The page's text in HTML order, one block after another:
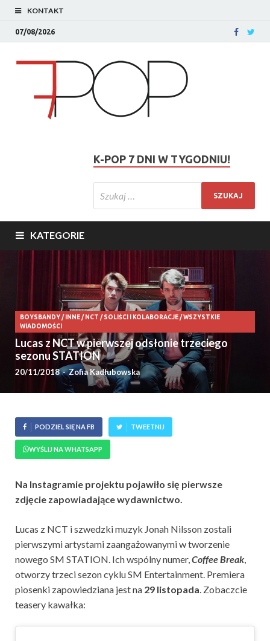
KONTAKT
07/08/2026
K-POP 7 DNI W TYGODNIU!
KATEGORIE
BOYSBANDY/ INNE/ NCT /SOLIŚCI I KOLABORACJE/WSZYSTKIE
WIADOMOŚCI
Lucas z NCT w pierwszej odsłonie trzeciego
sezonu STATION
20/11/2018-Zofia Kadłubowska
PODZIEL SIĘ NA FB TWEETNIJ
WYŚLIJ NA WHATSAPP
Na Instagramie projektu pojawiło się pierwsze
zdjęcie zapowiadające wydawnictwo.
Lucas z NCT i szwedzki muzyk Jonah Nilsson zostali
pierwszymi artystami zaangażowanymi w tworzenie
nowego SM STATION. Ich wspólny numer,Coffee Break,
otworzy trzeci sezon cyklu SM Entertainment. Premiera
piosenki zapowiedziana jest na 29 listopada. Zobaczcie
teasery kawałka: